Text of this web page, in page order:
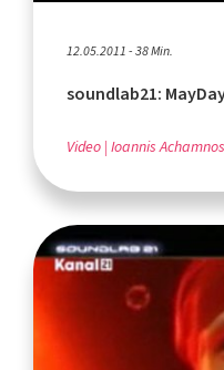
12.05.2011 - 38 Min.
soundlab21:
Video Ioannis